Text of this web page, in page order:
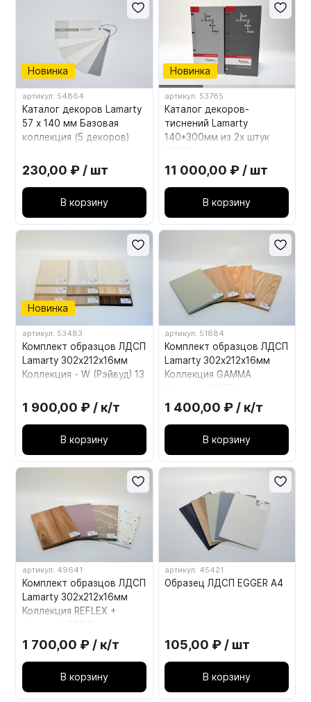
Новинка
артикул: 54864
Каталог декоров Lamarty
57 х 140 мм Базовая
коллекция (5 декоров)
230,00 ₽ / шт
В корзину
Новинка
артикул: 53785
Каталог декоров-
тиснений Lamarty
140*300мм из 2х штук
11 000,00 ₽ / шт
В корзину
Новинка
артикул: 53483
Комплект образцов ЛДСП
Lamarty 302х212х16мм
Коллекция - W (Рэйвуд) 13
1 900,00 ₽ / к/т
В корзину
артикул: 51884
Комплект образцов ЛДСП
Lamarty 302х212х16мм
Коллекция GAMMA
1 400,00 ₽ / к/т
В корзину
артикул: 49641
Комплект образцов ЛДСП
Lamarty 302х212х16мм
Коллекция REFLEX +
1 700,00 ₽ / к/т
В корзину
артикул: 45421
Образец ЛДСП EGGER А4
105,00 ₽ / шт
В корзину